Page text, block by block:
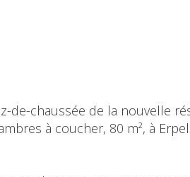
de-chaussée de la nouvelle
à coucher, 80 m², à